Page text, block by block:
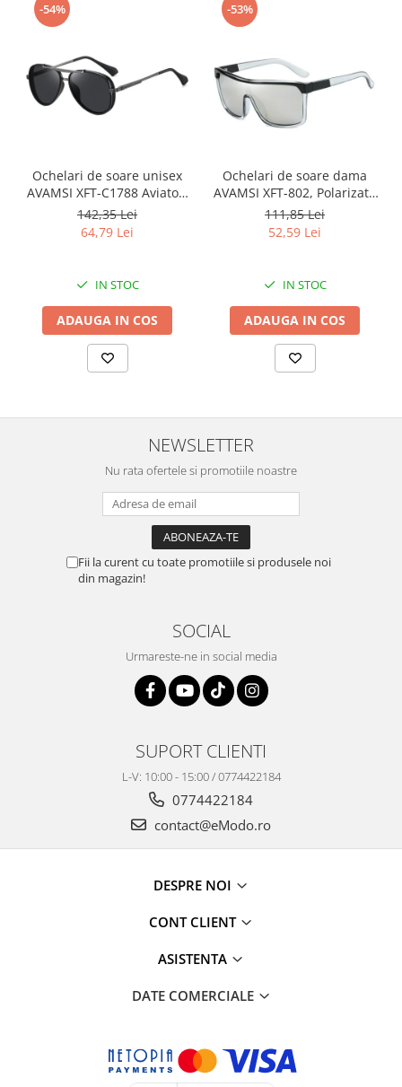
-54%
Ochelari de soare unisex
AVAMSI XFT-C1788 Aviator,
Polarizati, Negru
142,35 Lei
64,79 Lei
IN STOC
ADAUGA IN COS
-53%
Ochelari de soare dama
AVAMSI XFT-802, Polarizati,
Negru
111,85 Lei
52,59 Lei
IN STOC
ADAUGA IN COS
NEWSLETTER
Nu rata ofertele si promotiile noastre
Fii la curent cu toate promotiile si produsele noi
din magazin!
SOCIAL
Urmareste-ne in social media
SUPORT CLIENTI
L-V: 10:00 - 15:00 / 0774422184
0774422184
contact@eModo.ro
DESPRE NOI
CONT CLIENT
ASISTENTA
DATE COMERCIALE